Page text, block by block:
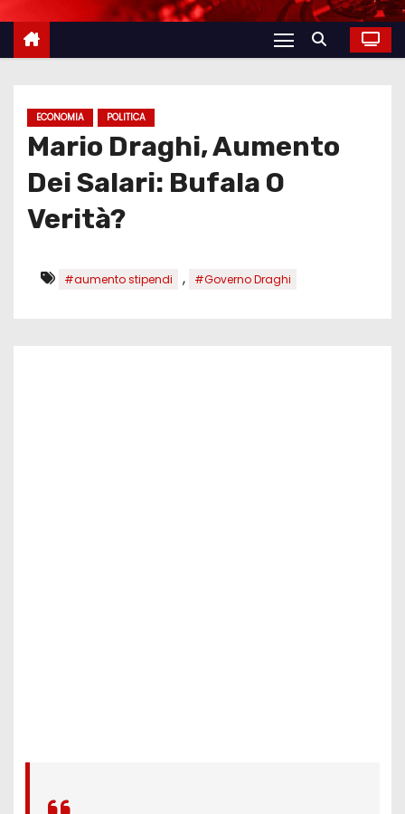
ECONOMIA POLITICA
Mario Draghi, Aumento
Dei Salari: Bufala O
Verità?
#aumento stipendi , #Governo Draghi